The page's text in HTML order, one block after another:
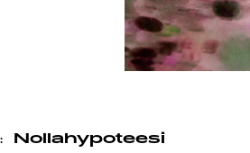
Nollahypoteesi